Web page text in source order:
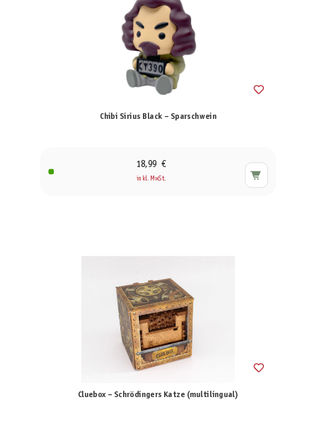
Chibi Sirius Black – Sparschwein
18,99 €
inkl. MwSt.
Cluebox – Schrödingers Katze (multilingual)